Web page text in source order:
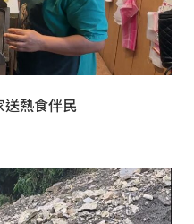
送熱食伴民